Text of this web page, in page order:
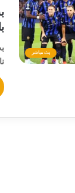
بث مباشر